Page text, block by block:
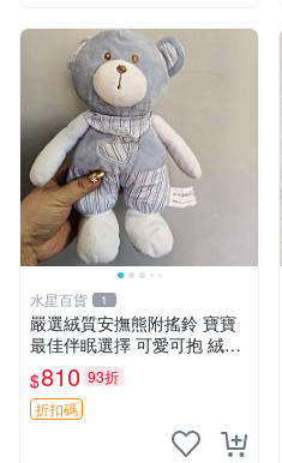
水星百貨 1
嚴選絨質安撫熊附搖鈴 寶寶
最佳伴眠選擇 可愛可抱 絨毛
玩具 安撫熊 嬰兒用
$810 93折
折扣碼